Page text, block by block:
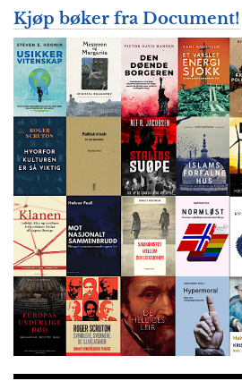
Kjøp bøker fra Document!